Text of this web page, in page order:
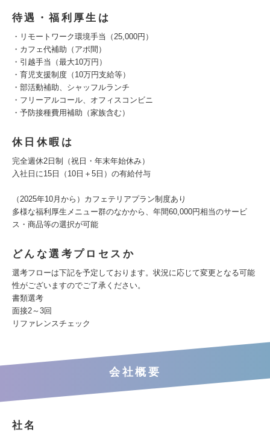
待遇・福利厚生は
・リモートワーク環境手当（25,000円）
・カフェ代補助（アポ間）
・引越手当（最大10万円）
・育児支援制度（10万円支給等）
・部活動補助、シャッフルランチ
・フリーアルコール、オフィスコンビニ
・予防接種費用補助（家族含む）
休日休暇は
完全週休2日制（祝日・年末年始休み）
入社日に15日（10日＋5日）の有給付与
（2025年10月から）カフェテリアプラン制度あり
多様な福利厚生メニュー群のなかから、年間60,000円相当のサービ
ス・商品等の選択が可能
どんな選考プロセスか
選考フローは下記を予定しております。状況に応じて変更となる可能
性がございますのでご了承ください。
書類選考
面接2～3回
リファレンスチェック
会社概要
社名